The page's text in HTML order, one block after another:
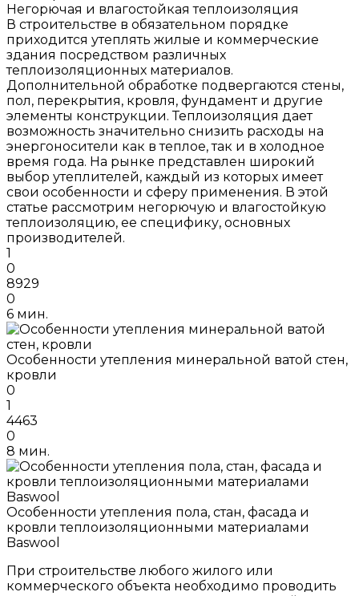
Негорючая и влагостойкая теплоизоляция
В строительстве в обязательном порядке
приходится утеплять жилые и коммерческие
здания посредством различных
теплоизоляционных материалов.
Дополнительной обработке подвергаются стены,
пол, перекрытия, кровля, фундамент и другие
элементы конструкции. Теплоизоляция дает
возможность значительно снизить расходы на
энергоносители как в теплое, так и в холодное
время года. На рынке представлен широкий
выбор утеплителей, каждый из которых имеет
свои особенности и сферу применения. В этой
статье рассмотрим негорючую и влагостойкую
теплоизоляцию, ее специфику, основных
производителей.
1
0
8929
0
6 мин.
Особенности утепления минеральной ватой стен,
кровли
0
1
4463
0
8 мин.
Особенности утепления пола, стан, фасада и
кровли теплоизоляционными материалами
Baswool
При строительстве любого жилого или
коммерческого объекта необходимо проводить